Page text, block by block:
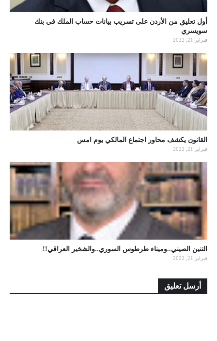
أول تعليق من الأردن على تسريب بيانات حساب الملك في بنك
سويسري
فبراير 21, 2022
القانون يكشف محاور اجتماع المالكي يوم امس
فبراير 21, 2022
التنين الصيني..وميناء طرطوس السوري..والشخير العراقي!!
فبراير 21, 2022
أرسل تعليق